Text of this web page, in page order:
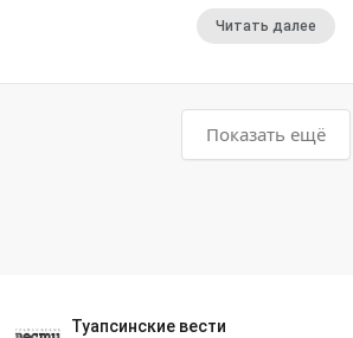
Читать далее
Показать ещё
Туапсинские вести